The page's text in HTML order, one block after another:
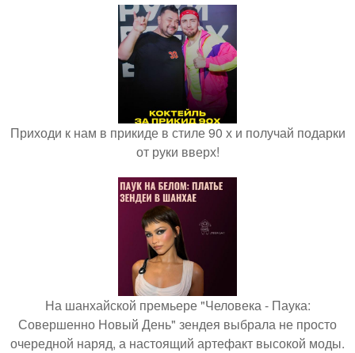
Приходи к нам в прикиде в стиле 90 х и получай подарки
от руки вверх!
На шанхайской премьере "Человека - Паука:
Совершенно Новый День" зендея выбрала не просто
очередной наряд, а настоящий артефакт высокой моды.